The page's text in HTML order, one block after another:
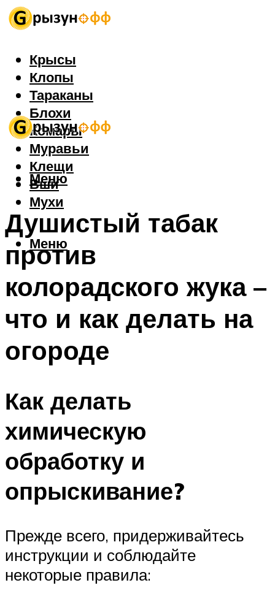
Крысы
Клопы
Тараканы
Блохи
Комары
Муравьи
Клещи
Вши
Мухи
Меню
Меню
Душистый табак
против
колорадского жука –
что и как делать на
огороде
Как делать
химическую
обработку и
опрыскивание?
Прежде всего, придерживайтесь
инструкции и соблюдайте
некоторые правила: